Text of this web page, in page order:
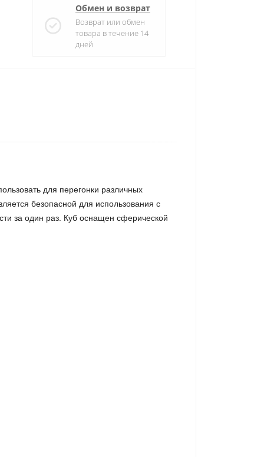
Обмен и возврат
Возврат или обмен
товара в течение 14
дней
для перегонки различных
безопасной для использования с
за один раз. Куб оснащен сферической